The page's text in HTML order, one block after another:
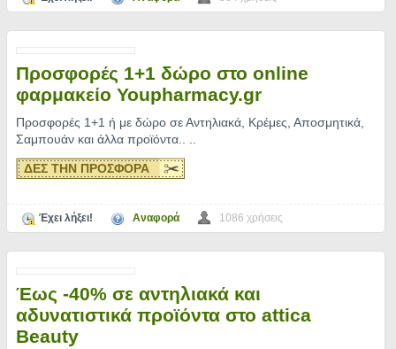
Προσφορές 1+1 δώρο στο online
φαρμακείο Youpharmacy.gr
Προσφορές 1+1 ή με δώρο σε Αντηλιακά, Κρέμες, Αποσμητικά,
Σαμπουάν και άλλα προϊόντα..
ΔΕΣ ΤΗΝ ΠΡΟΣΦΟΡΑ
Έχει λήξει! Αναφορά 1086 χρήσεις
Έως -40% σε αντηλιακά και
αδυνατιστικά προϊόντα στο attica
Beauty